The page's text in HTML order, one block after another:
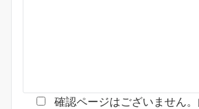
確認ページはございません